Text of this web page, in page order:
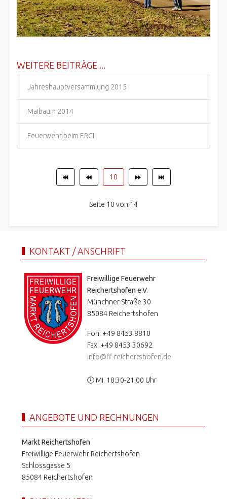
WEITERE BEITRÄGE ...
Jahreshauptversammlung 2015
Maibaum 2014
Feuerwehr beim ERCI
10
Seite 10 von 14
KONTAKT / ANSCHRIFT
Freiwillige Feuerwehr
Reichertshofen e.V.
Münchner Straße 30
85084 Reichertshofen
Fon: +49 8453 8810
Fax: +49 8453 30692
info@ff-reichertshofen.de
🕖 Mi. 18:30-21:00 Uhr
ANGEBOTE UND RECHNUNGEN
Markt Reichertshofen
Freiwillige Feuerwehr Reichertshofen
Schlossgasse 5
85084 Reichertshofen